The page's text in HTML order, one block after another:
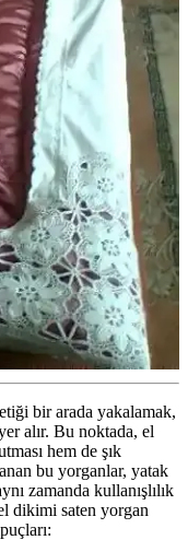
bir arada yakalamak,
alır. Bu noktada, el
hem de şık
bu yorganlar, yatak
zamanda kullanışlılık
dikimi saten yorgan